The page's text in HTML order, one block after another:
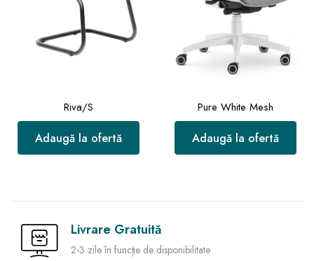
Riva/S
Adaugă la ofertă
Pure White Mesh
Adaugă la ofertă
Livrare Gratuită
2-3 zile în funcție de disponibilitate